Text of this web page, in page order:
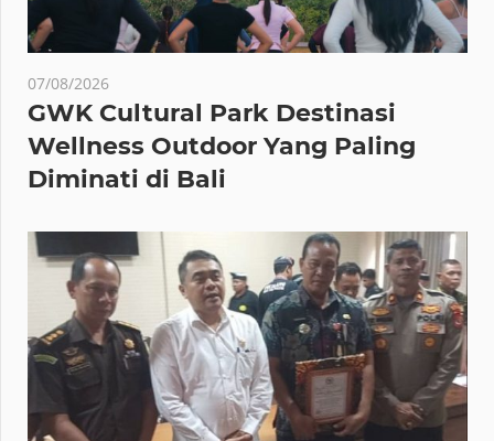
07/08/2026
GWK Cultural Park Destinasi
Wellness Outdoor Yang Paling
Diminati di Bali